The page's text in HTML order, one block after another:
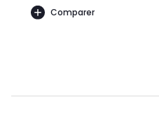
Comparer